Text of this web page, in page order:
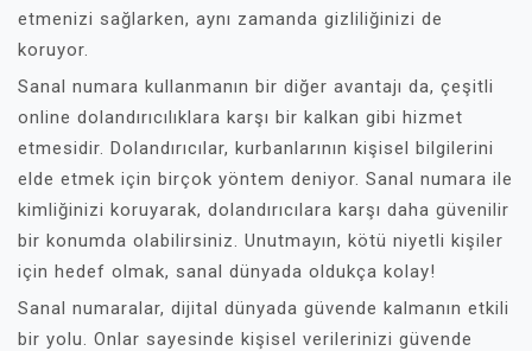
etmenizi sağlarken, aynı zamanda gizliliğinizi de
koruyor.
Sanal numara kullanmanın bir diğer avantajı da, çeşitli
online dolandırıcılıklara karşı bir kalkan gibi hizmet
etmesidir. Dolandırıcılar, kurbanlarının kişisel bilgilerini
elde etmek için birçok yöntem deniyor. Sanal numara ile
kimliğinizi koruyarak, dolandırıcılara karşı daha güvenilir
bir konumda olabilirsiniz. Unutmayın, kötü niyetli kişiler
için hedef olmak, sanal dünyada oldukça kolay!
Sanal numaralar, dijital dünyada güvende kalmanın etkili
bir yolu. Onlar sayesinde kişisel verilerinizi güvende